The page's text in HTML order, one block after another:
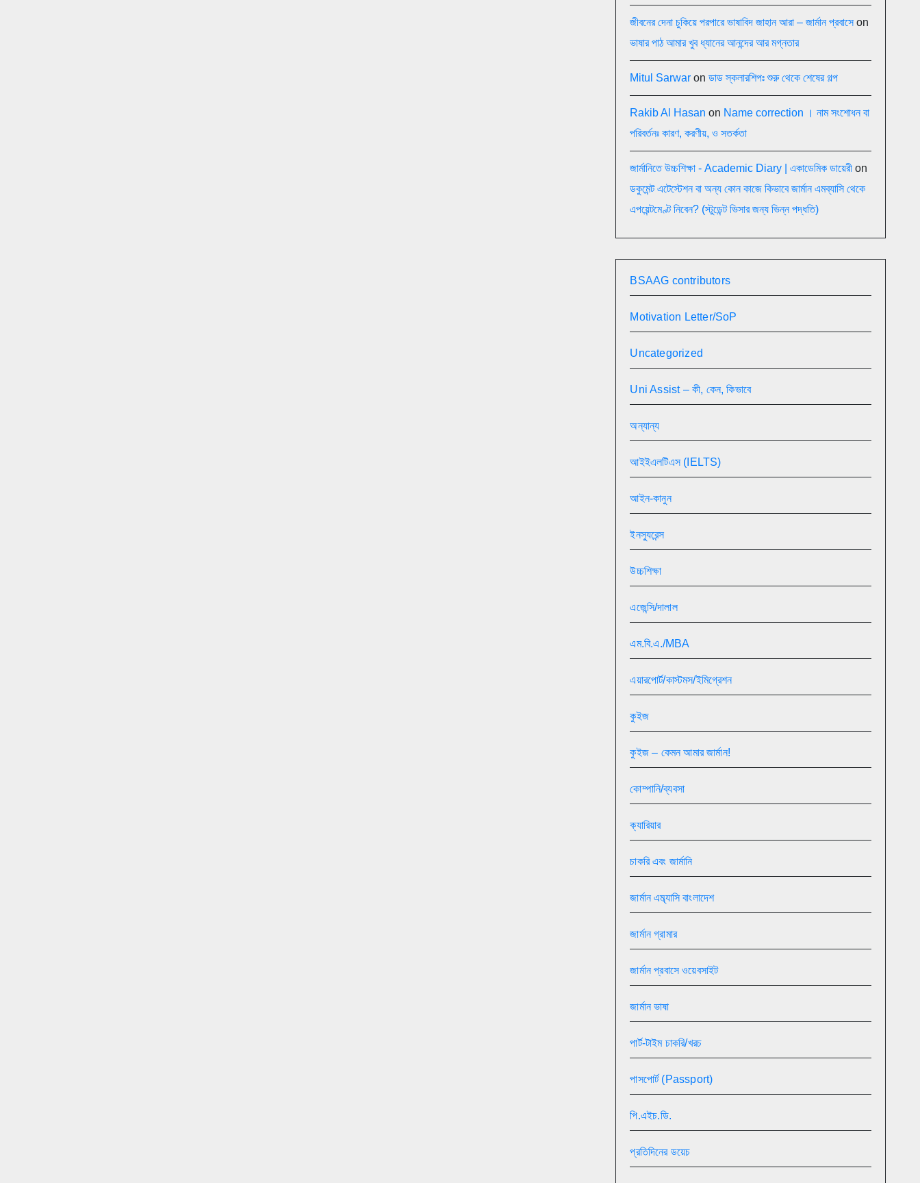
জীবনের দেনা চুকিয়ে পরপারে ভাষাবিদ জাহান আরা – জার্মান প্রবাসেon
ভাষার পাঠ আমার খুব ধ্যানের আনন্দের আর মগ্নতার
Mitul Sarwar onডাড স্কলারশিপঃ শুরু থেকে শেষের গল্প
Rakib Al Hasan on Name correction । নাম সংশোধন বা
পরিবর্তনঃ কারণ, করণীয়, ও সতর্কতা
জার্মানিতে উচ্চশিক্ষা - Academic Diary | একাডেমিক ডায়েরী on
ডকুমেন্ট এটেস্টেশন বা অন্য কোন কাজে কিভাবে জার্মান এমব্যাসি থেকে
এপয়েন্টমেণ্ট নিবেন? (স্টুডেন্ট ভিসার জন্য ভিন্ন পদ্ধতি)
BSAAG contributors
Motivation Letter/SoP
Uncategorized
Uni Assist – কী, কেন, কিভাবে
অন্যান্য
আইইএলটিএস (IELTS)
আইন-কানুন
ইনস্যুরেন্স
উচ্চশিক্ষা
এজেন্সি/দালাল
এম.বি.এ./MBA
এয়ারপোর্ট/কাস্টমস/ইমিগ্রেশন
কুইজ
কুইজ – কেমন আমার জার্মান!
কোম্পানি/ব্যবসা
ক্যারিয়ার
চাকরি এবং জার্মানি
জার্মান এম্ব্যাসি বাংলাদেশ
জার্মান গ্রামার
জার্মান প্রবাসে ওয়েবসাইট
জার্মান ভাষা
পার্ট-টাইম চাকরি/খরচ
পাসপোর্ট (Passport)
পি.এইচ.ডি.
প্রতিদিনের ডয়েচ